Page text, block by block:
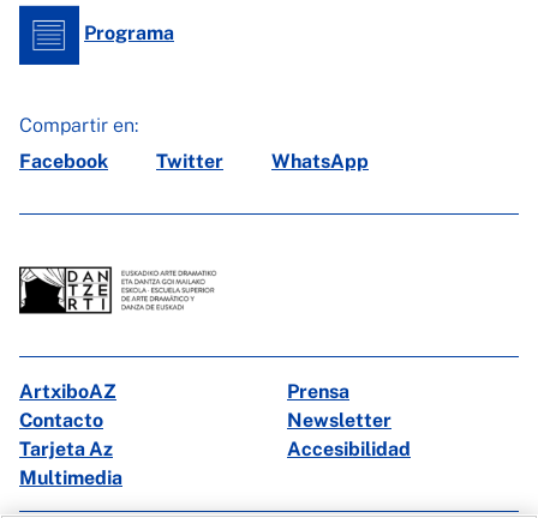
Programa
Compartir en:
Facebook
Twitter WhatsApp
ArtxiboAZ
Prensa
Contacto
Newsletter
Tarjeta Az
Accesibilidad
Multimedia